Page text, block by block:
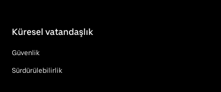
Küresel vatandaşlık
Güvenlik
Sürdürülebilirlik